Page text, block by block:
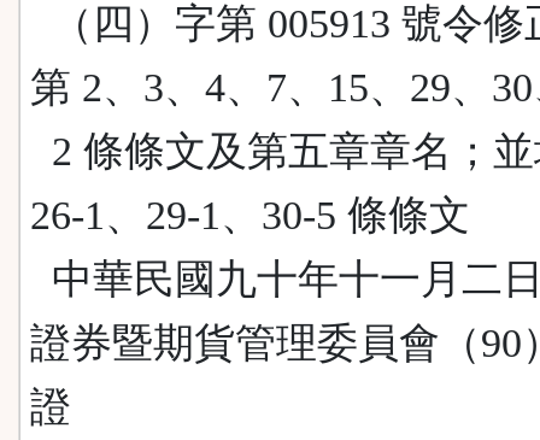
（四）字第 005913 號令修
第 2、3、4、7、15、29、
2 條條文及第五章章名；
26-1、29-1、30-5 條條文
中華民國九十年十一月二
證券暨期貨管理委員會（90
證